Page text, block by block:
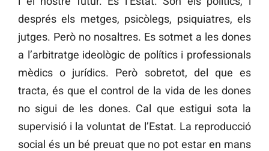
després els metges, psicòlegs, psiquiatres, els
jutges. Però no nosaltres. Es sotmet a les dones
a l’arbitratge ideològic de polítics i professionals
mèdics o jurídics. Però sobretot, del que es
tracta, és que el control de la vida de les dones
no sigui de les dones. Cal que estigui sota la
supervisió i la voluntat de l’Estat. La reproducció
social és un bé preuat que no pot estar en mans